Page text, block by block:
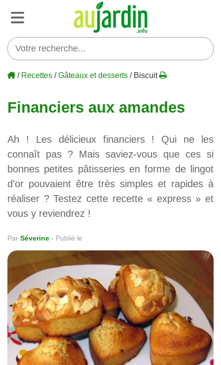
/ Recettes /Gâteaux et desserts / Biscuit
Financiers aux amandes
Ah ! Les délicieux financiers ! Qui ne les
connaît pas ? Mais saviez-vous que ces si
bonnes petites pâtisseries en forme de lingot
d'or pouvaient être très simples et rapides à
réaliser ? Testez cette recette « express » et
vous y reviendrez !
Par Séverine - Publié le